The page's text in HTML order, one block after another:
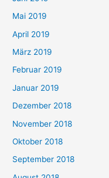
Mai 2019
April 2019
März 2019
Februar 2019
Januar 2019
Dezember 2018
November 2018
Oktober 2018
September 2018